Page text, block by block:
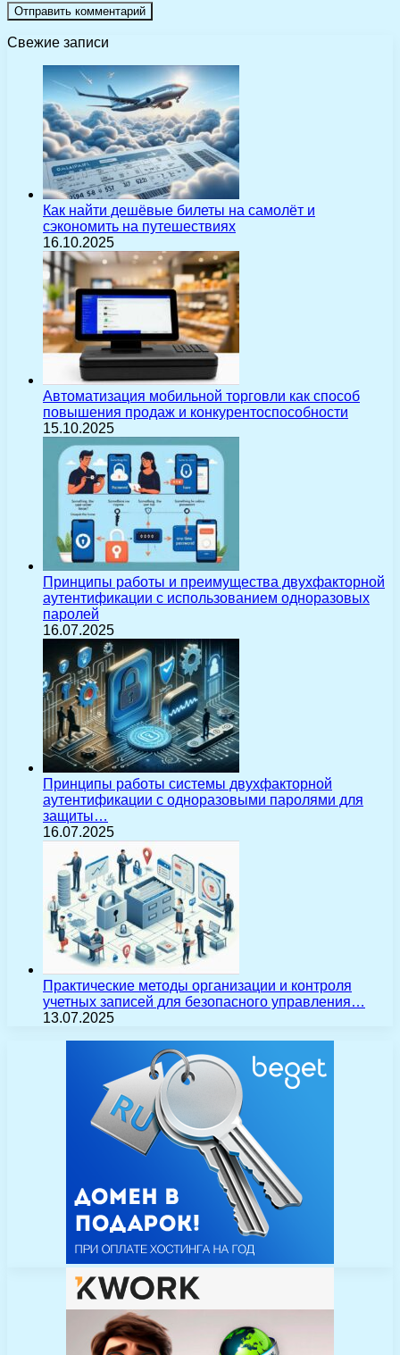
Свежие записи
Как найти дешёвые билеты на самолёт и
сэкономить на путешествиях
16.10.2025
Автоматизация мобильной торговли как способ
повышения продаж и конкурентоспособности
15.10.2025
Принципы работы и преимущества двухфакторной
аутентификации с использованием одноразовых
паролей
16.07.2025
Принципы работы системы двухфакторной
аутентификации с одноразовыми паролями для
защиты…
16.07.2025
Практические методы организации и контроля
учетных записей для безопасного управления…
13.07.2025